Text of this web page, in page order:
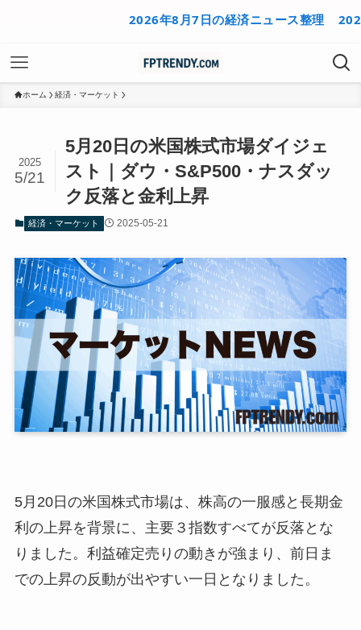
2026年8月7日の経済ニュース整理 2026年8
ホーム 経済・マーケット
5月20日の米国株式市場ダイジェ
スト｜ダウ・S&P500・ナスダッ
ク反落と金利上昇
2025
5/21
経済・マーケット 2025-05-21
5月20日の米国株式市場は、株高の一服感と長期金
利の上昇を背景に、主要３指数すべてが反落とな
りました。利益確定売りの動きが強まり、前日ま
での上昇の反動が出やすい一日となりました。